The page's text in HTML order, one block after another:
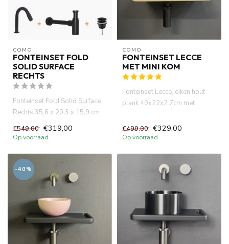
COMO
FONTEINSET FOLD
SOLID SURFACE
RECHTS
Fonteinset Fold Solid Surface
Rechts 35,6 x 20,3 x 15,9 cm
met handdoekhouder. W...
€549,00 €319,00
Op voorraad
COMO
FONTEINSET LECCE
MET MINI KOM
Fonteinset Lecce, eiken hout
plank 40x22x2.7cm met
marmer...
€499,00 €329,00
Op voorraad
-40%